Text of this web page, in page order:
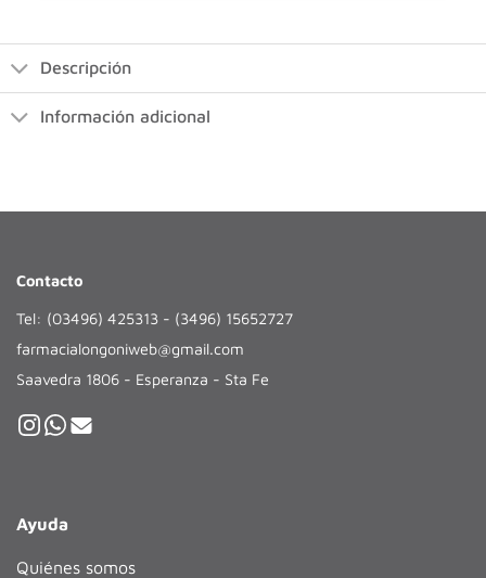
Descripción
Información adicional
Contacto
Tel: (03496) 425313 - (3496) 15652727
farmacialongoniweb@gmail.com
Saavedra 1806 - Esperanza - Sta Fe
Ayuda
Quiénes somos